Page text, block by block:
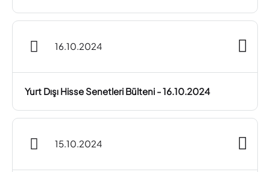
16.10.2024
Yurt Dışı Hisse Senetleri Bülteni - 16.10.2024
15.10.2024